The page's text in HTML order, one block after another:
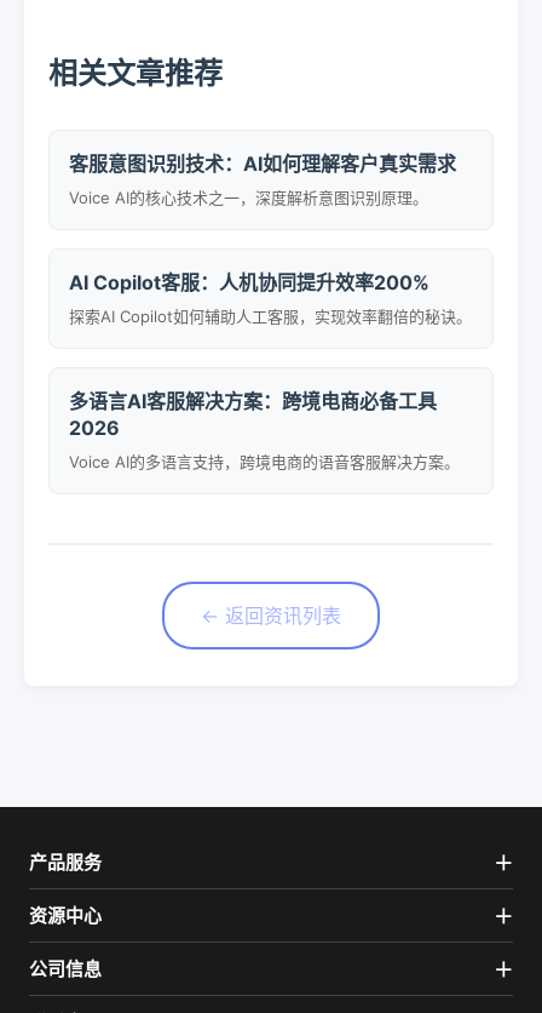
相关文章推荐
客服意图识别技术：AI如何理解客户真实需求
Voice AI的核心技术之一，深度解析意图识别原理。
AI Copilot客服：人机协同提升效率200%
探索AI Copilot如何辅助人工客服，实现效率翻倍的秘诀。
多语言AI客服解决方案：跨境电商必备工具
2026
Voice AI的多语言支持，跨境电商的语音客服解决方案。
← 返回资讯列表
产品服务
资源中心
公司信息